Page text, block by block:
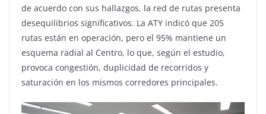
de acuerdo con sus hallazgos, la red de rutas presenta
desequilibrios significativos. La ATY indicó que 205
rutas están en operación, pero el 95% mantiene un
esquema radial al Centro, lo que, según el estudio,
provoca congestión, duplicidad de recorridos y
saturación en los mismos corredores principales.